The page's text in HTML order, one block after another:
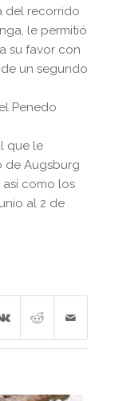
del recorrido
le permitió
su favor con
un segundo
Penedo
que le
de Augsburg
así como los
al 2 de